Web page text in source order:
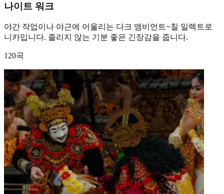
나이트 워크
야간 작업이나 야근에 어울리는 다크 앰비언트~칠 일렉트로
니카입니다. 졸리지 않는 기분 좋은 긴장감을 줍니다.
120곡